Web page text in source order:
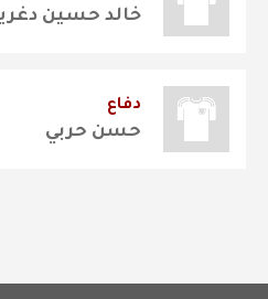
خالد حسين
دفاع
حسن حربي